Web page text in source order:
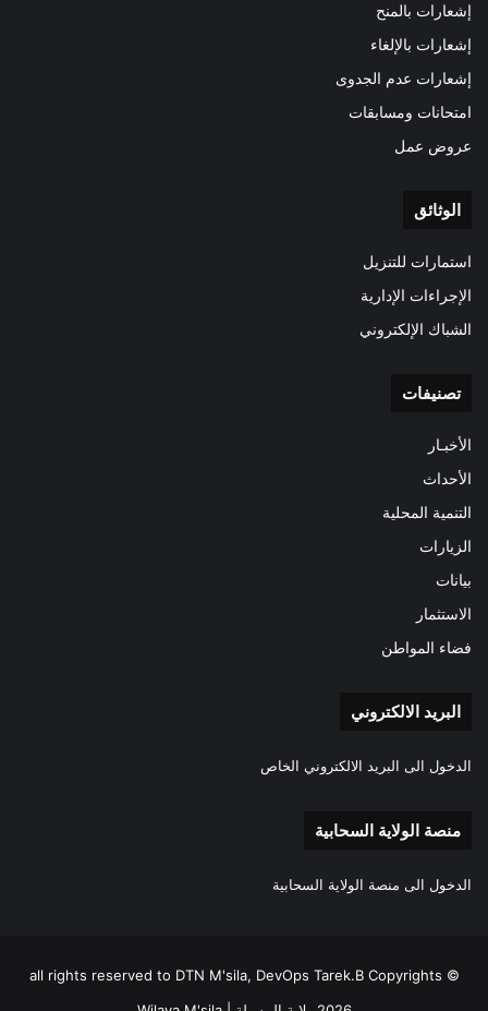
إشعارات بالمنح
إشعارات بالإلغاء
إشعارات عدم الجدوى
امتحانات ومسابقات
عروض عمل
الوثائق
استمارات للتنزيل
الإجراءات الإدارية
الشباك الإلكتروني
تصنيفات
الأخبـار
الأحداث
التنمية المحلية
الزيارات
بيانات
الاستثمار
فضاء المواطن
البريد الالكتروني
الدخول الى البريد الالكتروني الخاص
منصة الولاية السحابية
الدخول الى منصة الولاية السحابية
all rights reserved to DTN M'sila, DevOps Tarek.B Copyrights ©